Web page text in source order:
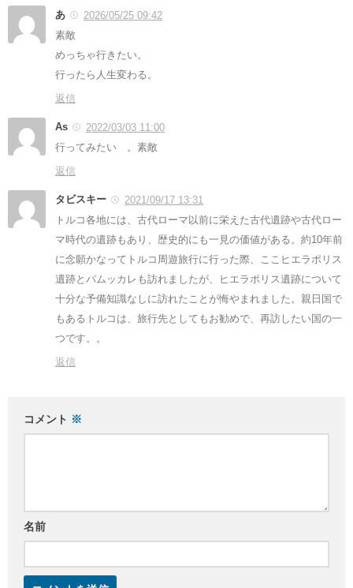
あ
2026/05/25 09:42
素敵
めっちゃ行きたい。
行ったら人生変わる。
返信
As
2022/03/03 11:00
行ってみたい 。素敵
返信
タビスキー
2021/09/17 13:31
トルコ各地には、古代ローマ以前に栄えた古代遺跡や古代ロー
マ時代の遺跡もあり、歴史的にも一見の価値がある。約10年前
に念願かなってトルコ周遊旅行に行った際、ここヒエラポリス
遺跡とパムッカレも訪れましたが、ヒエラポリス遺跡について
十分な予備知識なしに訪れたことが悔やまれました。親日国で
もあるトルコは、旅行先としてもお勧めで、再訪したい国の一
つです。。
返信
コメント ※
名前